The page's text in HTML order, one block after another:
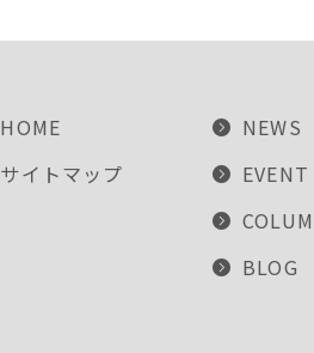
HOME
サイトマップ
NEWS
EVENT
BLOG